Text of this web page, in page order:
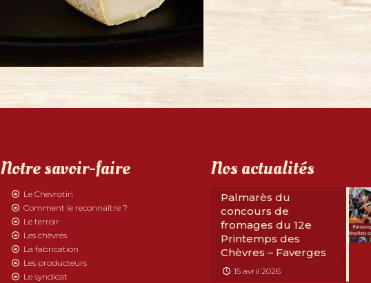
Notre savoir-faire
Le Chevrotin
Comment le reconnaître ?
Le terroir
Les chèvres
La fabrication
Les producteurs
Le syndicat
Nos actualités
Palmarès du
concours de
fromages du 12e
Printemps des
Chèvres – Faverges
15 avril 2026